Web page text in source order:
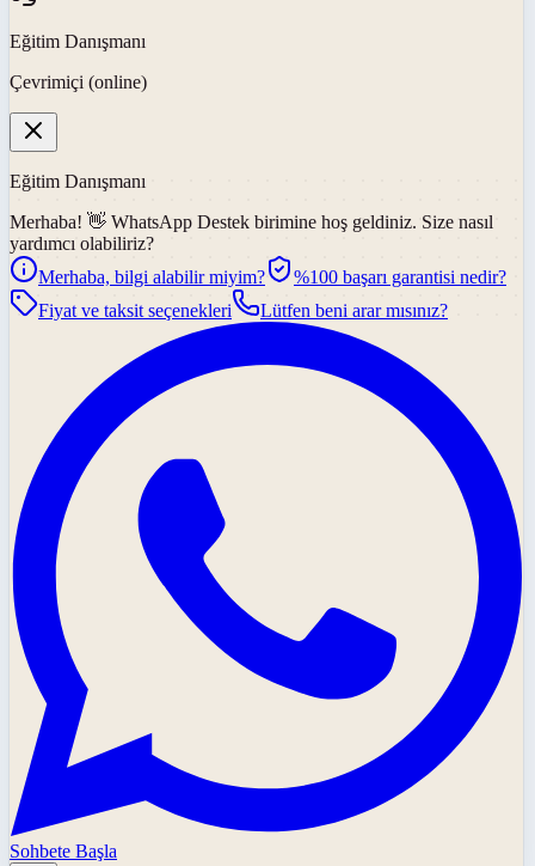
Eğitim Danışmanı
Çevrimiçi (online)
Eğitim Danışmanı
Merhaba! 👋 WhatsApp Destek birimine hoş geldiniz. Size nasıl
yardımcı olabiliriz?
Merhaba, bilgi alabilir miyim?
%100 başarı garantisi nedir?
Fiyat ve taksit seçenekleri
Lütfen beni arar mısınız?
Sohbete Başla